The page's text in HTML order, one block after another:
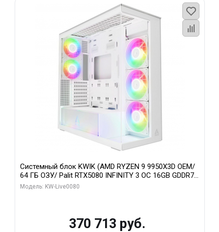
Системный блок KWIK (AMD RYZEN 9 9950X3D OEM/
64 ГБ ОЗУ/ Palit RTX5080 INFINITY 3 OC 16GB GDDR7
256bit 3xDP H/ 960 ГБ SSD)
Модель: KW-Live0080
370 713 руб.